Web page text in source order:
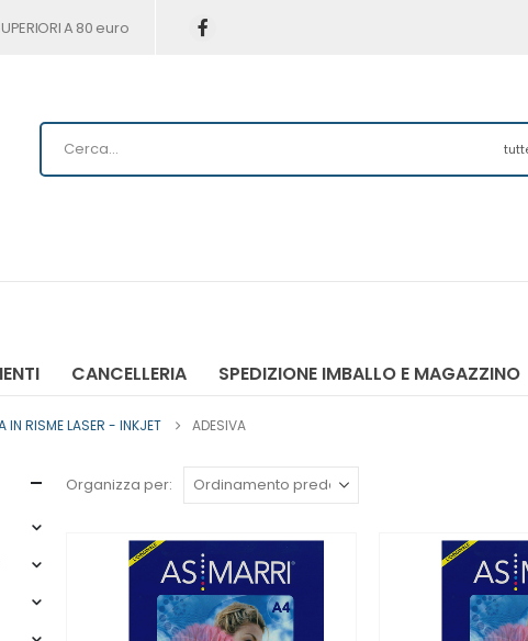
A 80 euro
CANCELLERIA SPEDIZIONE IMBALLO E MAGAZZINO
IN RISME LASER - INKJET ADESIVA
Organizza per: